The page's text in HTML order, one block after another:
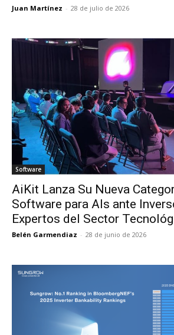
Juan Martínez - 28 de julio de 2026
Software
AiKit Lanza Su Nueva
Software para AIs ante
Expertos del Sector
Belén Garmendiaz - 28 de junio de 2026